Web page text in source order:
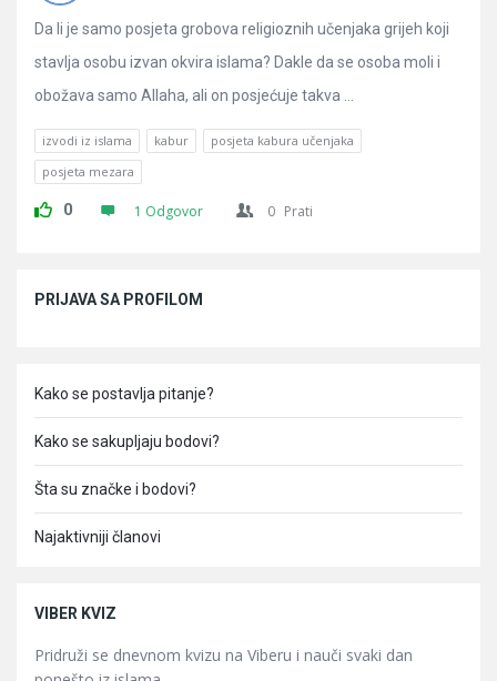
Da li je samo posjeta grobova religioznih učenjaka grijeh koji
stavlja osobu izvan okvira islama? Dakle da se osoba moli i
obožava samo Allaha, ali on posjećuje takva ...
izvodi iz islama kabur
posjeta kabura učenjaka
posjeta mezara
0 1 Odgovor 0 Prati
PRIJAVA SA PROFILOM
Kako se postavlja pitanje?
Kako se sakupljaju bodovi?
Šta su značke i bodovi?
Najaktivniji članovi
VIBER KVIZ
Pridruži se dnevnom kvizu na Viberu i nauči svaki dan